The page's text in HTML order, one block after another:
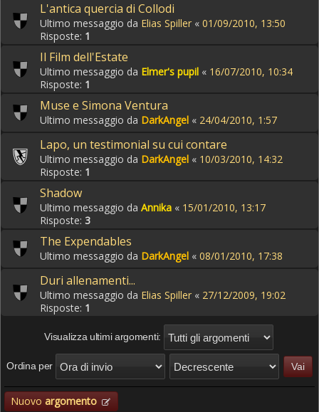
L'antica quercia di Collodi
Ultimo messaggio da Elias Spiller « 01/09/2010, 13:50
Risposte: 1
Il Film dell'Estate
Ultimo messaggio da Elmer's pupil « 16/07/2010, 10:34
Risposte: 1
Muse e Simona Ventura
Ultimo messaggio da DarkAngel « 24/04/2010, 1:57
Lapo, un testimonial su cui contare
Ultimo messaggio da DarkAngel « 10/03/2010, 14:32
Risposte: 1
Shadow
Ultimo messaggio da Annika « 15/01/2010, 13:17
Risposte: 3
The Expendables
Ultimo messaggio da DarkAngel « 08/01/2010, 17:38
Duri allenamenti...
Ultimo messaggio da Elias Spiller « 27/12/2009, 19:02
Risposte: 1
Visualizza ultimi argomenti:
Ordina per
Nuovo argomento